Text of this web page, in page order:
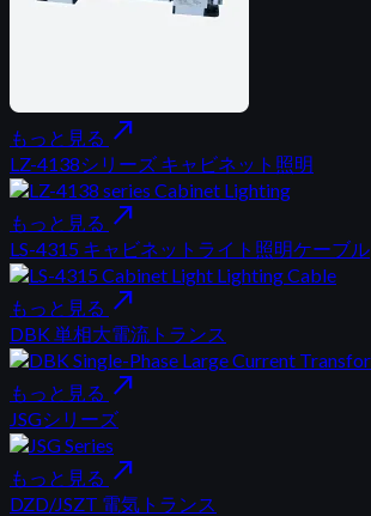
もっと見る north_east
LZ-4138シリーズ キャビネット照明
もっと見る north_east
LS-4315 キャビネットライト照明ケーブル
もっと見る north_east
DBK 単相大電流トランス
もっと見る north_east
JSGシリーズ
もっと見る north_east
DZD/JSZT 電気トランス